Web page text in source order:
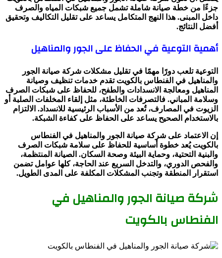
جزءًا من خطة صيانة شاملة تشمل جميع شبكات المياه والصرف
داخل المبنى. هذا النهج المتكامل يساعد على تقليل التكاليف وتحقيق
أفضل النتائج.
أهمية التوعية في الحفاظ على الجور والمناهيل
التوعية تلعب دورًا مهمًا في تقليل مشكلات شركة صيانة الجور
والمناهيل في الفنطاس بالكويت تقدم خدمات تنظيف وصيانة
المناهيل ومعالجة الانسدادات والطفح، للحفاظ على شبكات الصرف
وسلامة المباني. فالتصرفات الخاطئة، مثل إلقاء المخلفات الصلبة أو
الزيوت في المصارف، تُعد من الأسباب الرئيسية للانسداد. الالتزام
بالاستخدام الصحيح يساعد على الحفاظ على كفاءة الشبكة.
إن الاعتماد على شركة صيانة الجور والمناهيل في الفنطاس
بالكويت يُعد خطوة أساسية للحفاظ على سلامة شبكات الصرف
والبنية التحتية، وحماية البيئة وصحة السكان. الصيانة المنتظمة،
والفحص الدوري، والتدخل السريع عند الحاجة، كلها عوامل تضمن
استقرار المنطقة وتجنب المشكلات المكلفة على المدى الطويل.
شركة صيانة الجور والمناهيل في
الفنطاس بالكويت